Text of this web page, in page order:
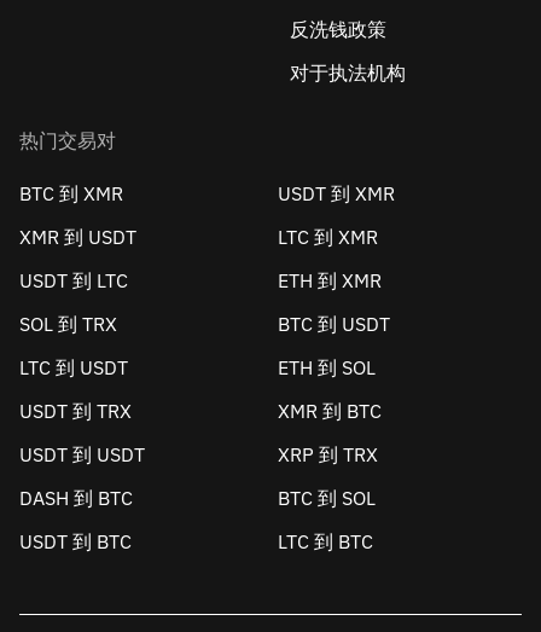
反洗钱政策
对于执法机构
热门交易对
BTC 到 XMR
USDT 到 XMR
XMR 到 USDT
LTC 到 XMR
USDT 到 LTC
ETH 到 XMR
SOL 到 TRX
BTC 到 USDT
LTC 到 USDT
ETH 到 SOL
USDT 到 TRX
XMR 到 BTC
USDT 到 USDT
XRP 到 TRX
DASH 到 BTC
BTC 到 SOL
USDT 到 BTC
LTC 到 BTC